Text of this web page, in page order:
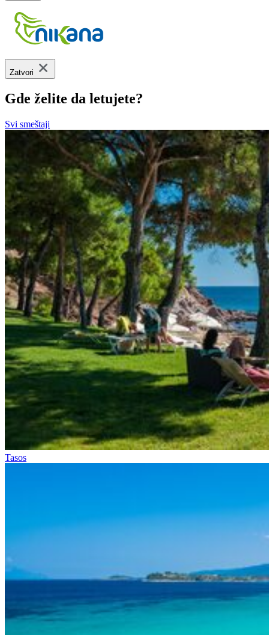
Zatvori
Gde želite da letujete?
Svi smeštaji
Tasos